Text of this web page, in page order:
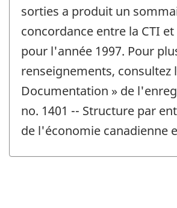
sorties a produit un
concordance entre la CTI et
pour l'année 1997. Pour
renseignements, consultez
Documentation » de
no. 1401 -- Structure par
de l'économie canadienne